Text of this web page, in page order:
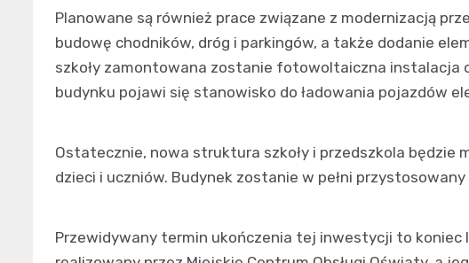
Planowane są również prace związane z modernizacją
budowę chodników, dróg i parkingów, a także dodanie
szkoły zamontowana zostanie fotowoltaiczna instalacja
budynku pojawi się stanowisko do ładowania pojazdów
Ostatecznie, nowa struktura szkoły i przedszkola będzie
dzieci i uczniów. Budynek zostanie w pełni
Przewidywany termin ukończenia tej inwestycji to koniec